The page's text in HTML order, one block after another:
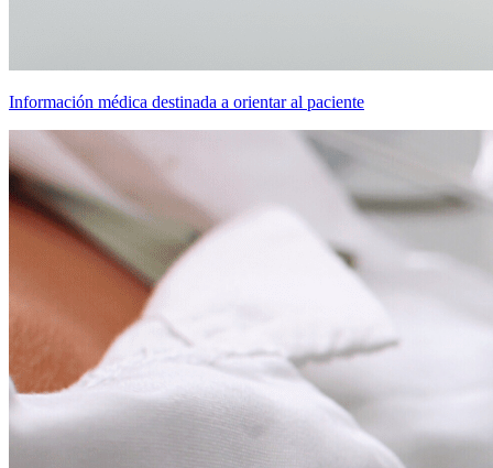
Información médica destinada a orientar al paciente